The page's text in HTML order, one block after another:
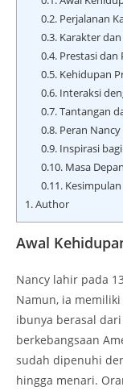
0.2.Perjalanan
0.3.Karakter dan
0.4.Prestasi dan
0.5.Kehidupan
0.6.Interaksi
0.7.Tantangan
0.8.Peran Nancy
0.9.Inspirasi
0.10.Masa
0.11.Kesimpulan
1.Author
Awal
Nancy lahir pada
Namun, ia
ibunya berasal
berkebangsaan
sudah dipenuhi
hingga menari.